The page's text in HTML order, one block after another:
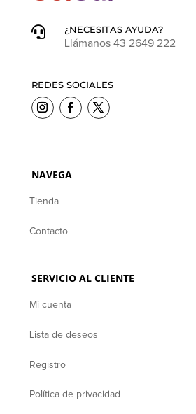

¿NECESITAS AYUDA?
Llámanos 43 2649 222
REDES SOCIALES
NAVEGA
Tienda
Contacto
SERVICIO AL CLIENTE
Mi cuenta
Lista de deseos
Registro
Política de privacidad